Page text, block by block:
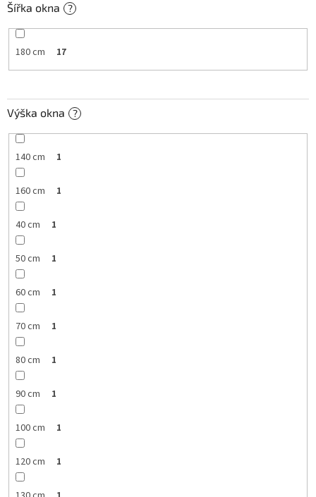
Šířka okna ?
180 cm 17
Výška okna ?
140 cm 1
160 cm 1
40 cm 1
50 cm 1
60 cm 1
70 cm 1
80 cm 1
90 cm 1
100 cm 1
120 cm 1